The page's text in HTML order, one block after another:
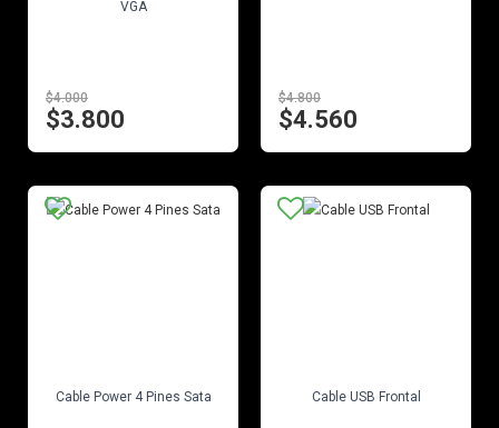
VGA
$4.000
$3.800
$4.800
$4.560
Cable Power 4 Pines Sata Cable USB Frontal